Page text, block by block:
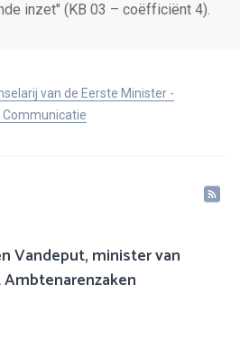
inzet" (KB 03 – coëfficiënt 4).
van de Eerste Minister -
Vandeput, minister van